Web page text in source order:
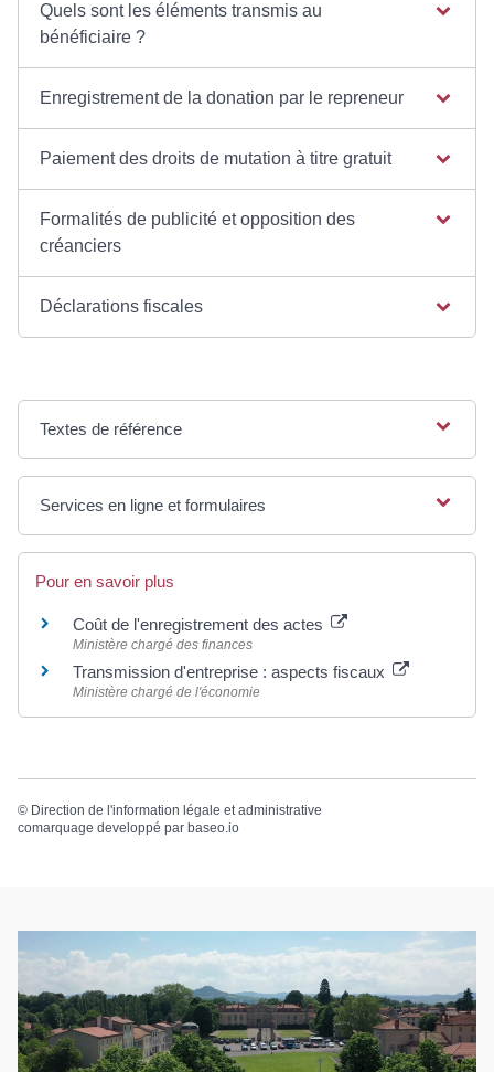
Quels sont les éléments transmis au
bénéficiaire ?
Enregistrement de la donation par le repreneur
Paiement des droits de mutation à titre gratuit
Formalités de publicité et opposition des
créanciers
Déclarations fiscales
Textes de référence
Services en ligne et formulaires
Pour en savoir plus
Coût de l'enregistrement des actes
Ministère chargé des finances
Transmission d'entreprise : aspects fiscaux
Ministère chargé de l'économie
© Direction de l'information légale et administrative
comarquage developpé par baseo.io